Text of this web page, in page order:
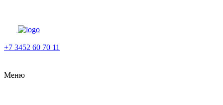
+7 3452 60 70 11
Меню